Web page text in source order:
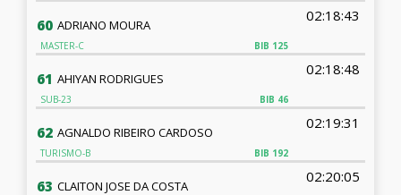
60
BIB 125
ADRIANO MOURA
02:18:43
MASTER-C
61
BIB 46
AHIYAN RODRIGUES
02:18:48
SUB-23
62
BIB 192
AGNALDO RIBEIRO CARDOSO
02:19:31
TURISMO-B
63 CLAITON JOSE DA COSTA
02:20:05